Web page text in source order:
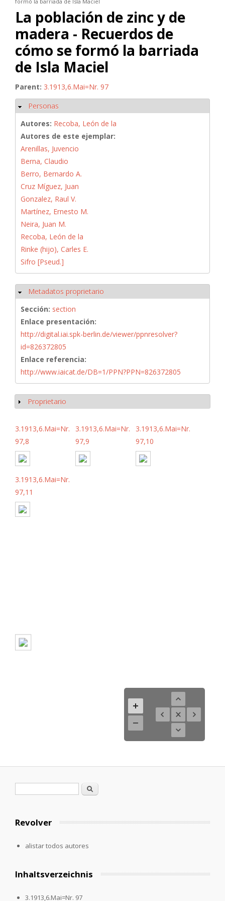
La población de zinc y de
madera - Recuerdos de
cómo se formó la barriada
de Isla Maciel
Parent: 3.1913,6.Mai=Nr. 97
Ocultar
Personas
Autores: Recoba, León de la
Autores de este ejemplar:
Arenillas, Juvencio
Berna, Claudio
Berro, Bernardo A.
Cruz Míguez, Juan
Gonzalez, Raul V.
Martínez, Ernesto M.
Neira, Juan M.
Recoba, León de la
Rinke (hijo), Carles E.
Sifro [Pseud.]
Ocultar
Metadatos proprietario
Sección: section
Enlace presentación:
http://digital.iai.spk-berlin.de/viewer/ppnresolver?
id=826372805
Enlace referencia:
http://www.iaicat.de/DB=1/PPN?PPN=826372805
Mostrar
Proprietario
3.1913,6.Mai=Nr.
97,8
3.1913,6.Mai=Nr.
97,9
3.1913,6.Mai=Nr.
97,10
3.1913,6.Mai=Nr.
97,11
Formulario de búsqueda
Buscar
Revolver
alistar todos autores
Inhaltsverzeichnis
3.1913,6.Mai=Nr. 97